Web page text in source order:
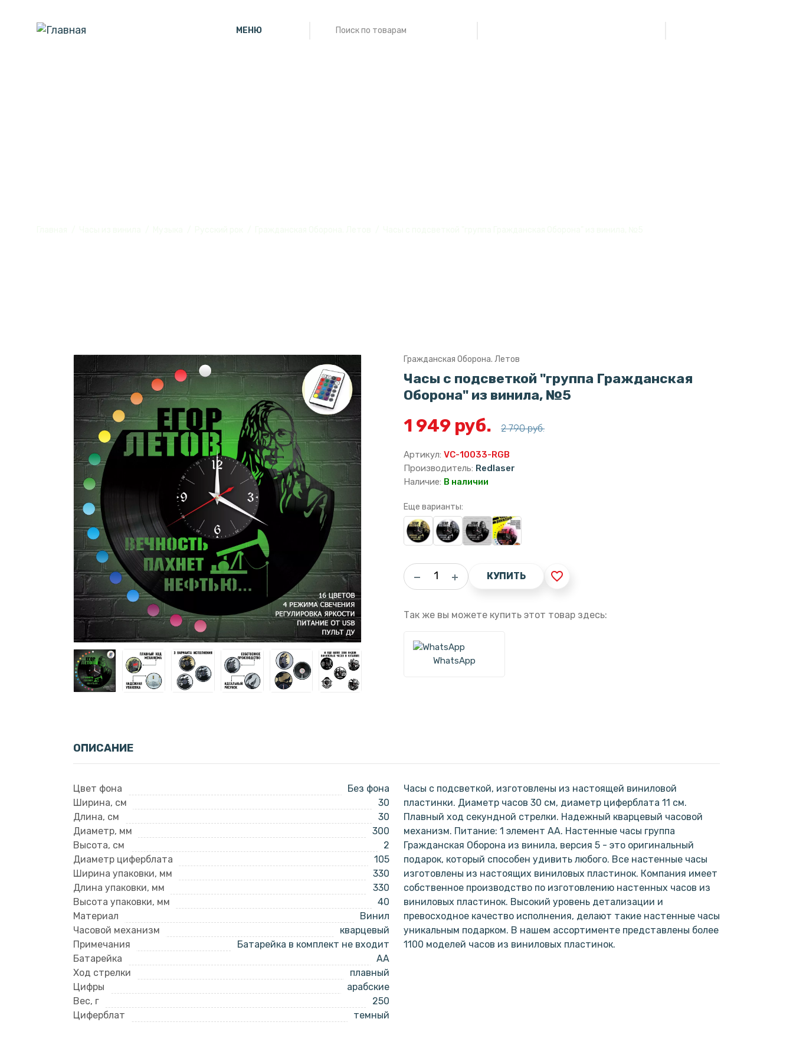
МЕНЮ
Гражданская Оборона. Летов
Часы с подсветкой "группа Гражданская
Оборона" из винила, №5
1 949 руб. 2 790 руб.
Артикул: VC-10033-RGB
Производитель: Redlaser
Наличие: В наличии
Еще варианты:
КУПИТЬ favorite_border
Так же вы можете купить этот товар здесь:
WhatsApp
ОПИСАНИЕ
Цвет фона
Без фона
Ширина, см
30
Длина, см
30
Диаметр, мм
300
Высота, см
2
Диаметр циферблата
105
Ширина упаковки, мм
330
Длина упаковки, мм
330
Высота упаковки, мм
40
Материал
Винил
Часовой механизм
кварцевый
Примечания
Батарейка в комплект не входит
Батарейка
AA
Ход стрелки
плавный
Цифры
арабские
Вес, г
250
Циферблат
темный
Часы с подсветкой, изготовлены из настоящей виниловой
пластинки. Диаметр часов 30 см, диаметр циферблата 11 см.
Плавный ход секундной стрелки. Надежный кварцевый часовой
механизм. Питание: 1 элемент АА. Настенные часы группа
Гражданская Оборона из винила, версия 5 - это оригинальный
подарок, который способен удивить любого. Все настенные часы
изготовлены из настоящих виниловых пластинок. Компания имеет
собственное производство по изготовлению настенных часов из
виниловых пластинок. Высокий уровень детализации и
превосходное качество исполнения, делают такие настенные часы
уникальным подарком. В нашем ассортименте представлены более
1100 моделей часов из виниловых пластинок.